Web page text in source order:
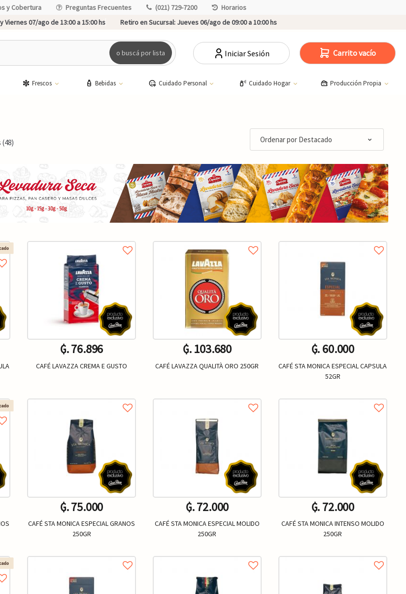
y Cobertura Preguntas Frecuentes (021) 729-7200
Horarios
Viernes 07/ago de 13:00 a 15:00 hs Retiro en Sucursal:Jueves 06/ago de 09:00 a 10:00 hs
o buscá por lista Iniciar Sesión Carrito vacío
Frescos Bebidas Cuidado Personal Cuidado Hogar Producción Propia
₲. 76.896
CAFÉ LAVAZZA CREMA E GUSTO
+
₲. 103.680
CAFÉ LAVAZZA QUALITÀ ORO 250GR
+
₲. 60.000
CAFÉ STA MONICA ESPECIAL CAPSULA
52GR
+
₲. 75.000
CAFÉ STA MONICA ESPECIAL GRANOS
250GR
+
₲. 72.000
CAFÉ STA MONICA ESPECIAL MOLIDO
250GR
+
₲. 72.000
CAFÉ STA MONICA INTENSO MOLIDO
250GR
+